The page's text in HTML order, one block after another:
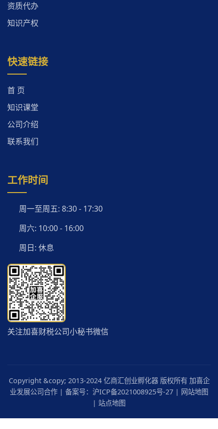
资质代办
知识产权
快速链接
首 页
知识课堂
公司介绍
联系我们
工作时间
周一至周五: 8:30 - 17:30
周六: 10:00 - 16:00
周日: 休息
关注加喜财税公司小秘书微信
Copyright &copy; 2013-2024 亿商汇创业孵化器 版权所有 加喜企
业发展公司合作 | 备案号： 沪ICP备2021008925号-27 | 网站地图
| 站点地图